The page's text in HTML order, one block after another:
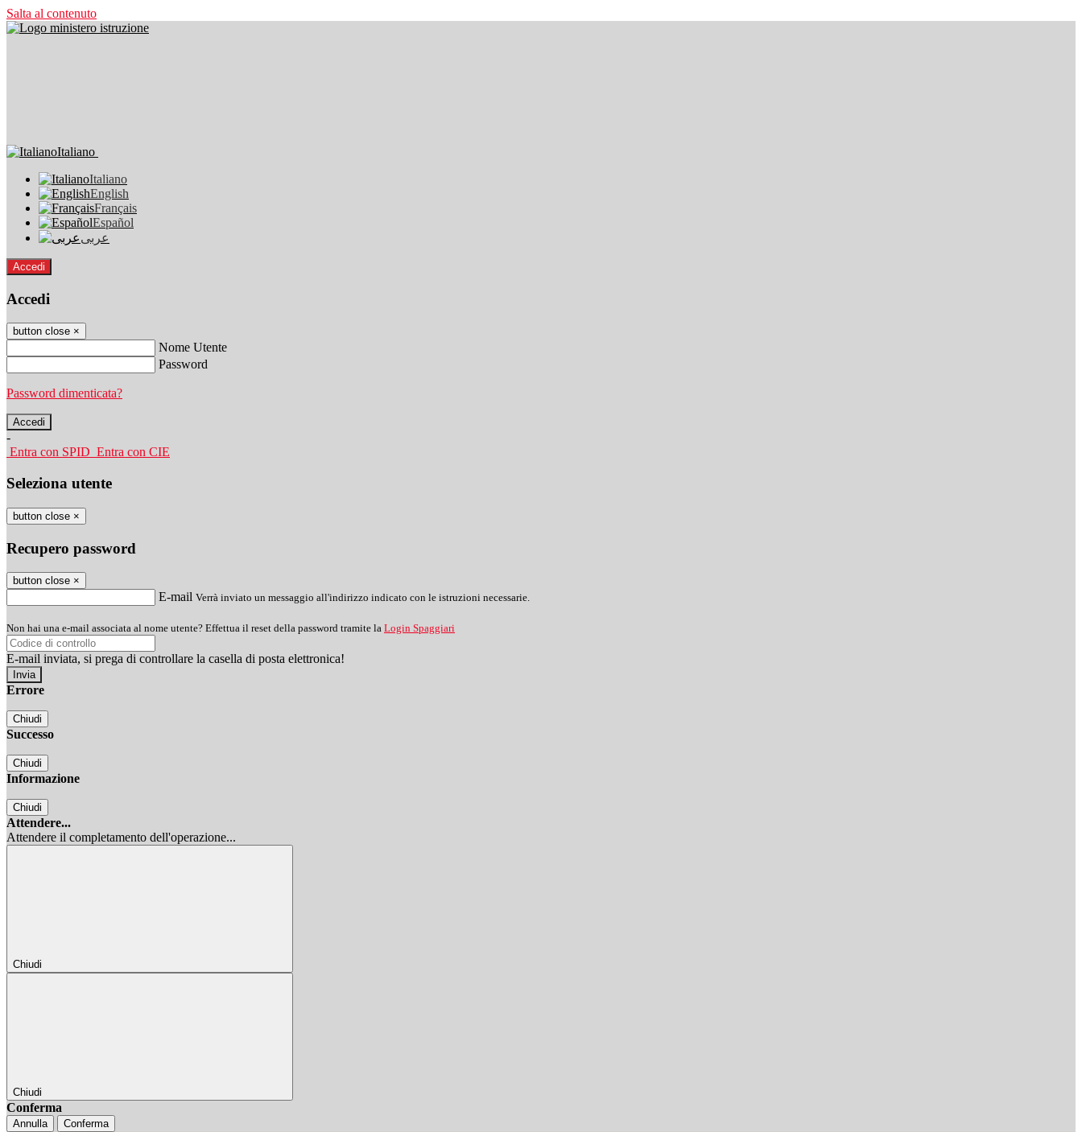
Salta al contenuto
Italiano
Italiano
English
Français
Español
عربى
Accedi
Accedi
button close ×
Nome Utente
Password
Password dimenticata?
-
Entra con SPID Entra con CIE
Seleziona utente
button close ×
Recupero password
button close ×
E-mail Verrà inviato un messaggio all'indirizzo indicato con le istruzioni necessarie.
Non hai una e-mail associata al nome utente? Effettua il reset della password tramite la Login Spaggiari
E-mail inviata, si prega di controllare la casella di posta elettronica!
Errore
Chiudi
Successo
Chiudi
Informazione
Chiudi
Attendere...
Attendere il completamento dell'operazione...
Chiudi
Chiudi
Conferma
Annulla Conferma